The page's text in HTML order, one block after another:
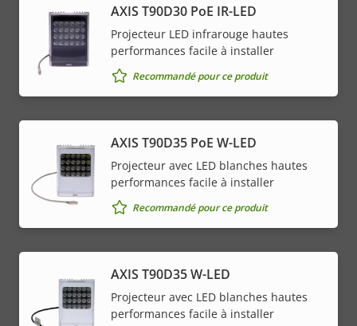
AXIS T90D30 PoE IR-LED
Projecteur LED infrarouge hautes
performances facile à installer
Recommandé pour ce produit
AXIS T90D35 PoE W-LED
Projecteur avec LED blanches hautes
performances facile à installer
Recommandé pour ce produit
AXIS T90D35 W-LED
Projecteur avec LED blanches hautes
performances facile à installer